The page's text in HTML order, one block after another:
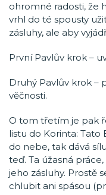
ohromné radosti, že
vrhl do té spousty
zásluhy, ale aby
První Pavlův krok –
Druhý Pavlův krok –
věčnosti.
O tom třetím je pak
listu do Korinta:
do nebe, tak dává
teď. Ta úžasná
jeho zásluhy. Prostě
chlubit ani spásou